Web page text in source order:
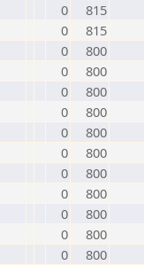
0
815
0
815
0
800
0
800
0
800
0
800
0
800
0
800
0
800
0
800
0
800
0
800
0
800